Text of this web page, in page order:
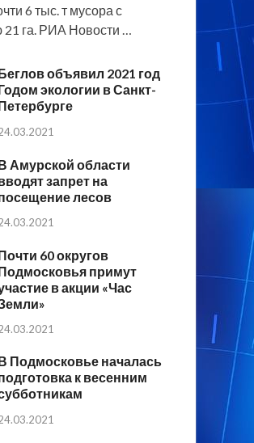
6 тыс. т мусора с
21 га. РИА Новости …
объявил 2021 год
экологии в Санкт-
Амурской области
запрет на
лесов
60 округов
примут
в акции «Час
Подмосковье началась
к весенним